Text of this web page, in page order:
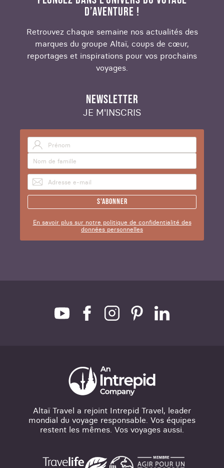
D’AVENTURE !
Retrouvez chaque semaine nos actualités des
marques du groupe Altaï, coups de cœur,
reportages et inspirations pour vos prochains
voyages.
NEWSLETTER
JE M'INSCRIS
S'abonner
En savoir plus sur notre politique de confidentialité des
données personnelles
Altaï Travel a rejoint Intrepid Travel, leader
mondial du voyage responsable. Vos équipes
restent les mêmes. Vos voyages aussi.